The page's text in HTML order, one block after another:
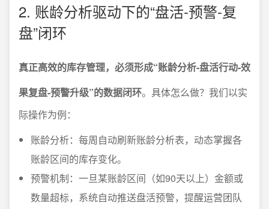
2. 账龄分析驱动下的“盘活-预警-复
盘”闭环
真正高效的库存管理，必须形成“账龄分析-盘活行动-效
果复盘-预警升级”的数据闭环。具体怎么做？我们以实
际操作为例：
账龄分析：每周自动刷新账龄分析表，动态掌握各
账龄区间的库存变化。
预警机制：一旦某账龄区间（如90天以上）金额或
数量超标，系统自动推送盘活预警，提醒运营团队